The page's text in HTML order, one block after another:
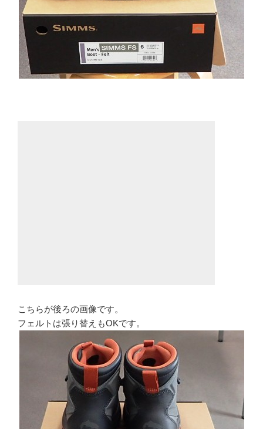
こちらが後ろの画像です。
フェルトは張り替えもOKです。